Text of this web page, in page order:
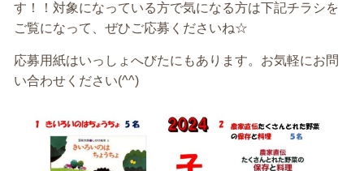
す！！対象になっている方で気になる方は下記チラシを
ご覧になって、ぜひご応募くださいね☆
応募用紙はいっしょへびたにもあります。お気軽にお問
い合わせください(^^)